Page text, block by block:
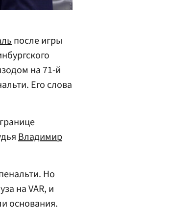
после игры
на 71-й
Его слова
Владимир
Но
на VAR, и
основания.